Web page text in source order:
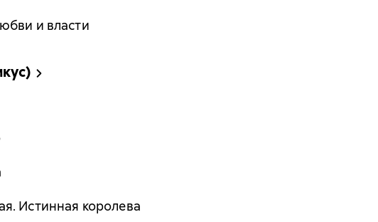
и власти
Истинная королева